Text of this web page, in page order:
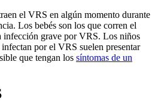
el VRS en algún momento durante
Los bebés son los que corren el
infección grave por VRS. Los niños
por el VRS suelen presentar
que tengan los síntomas de un